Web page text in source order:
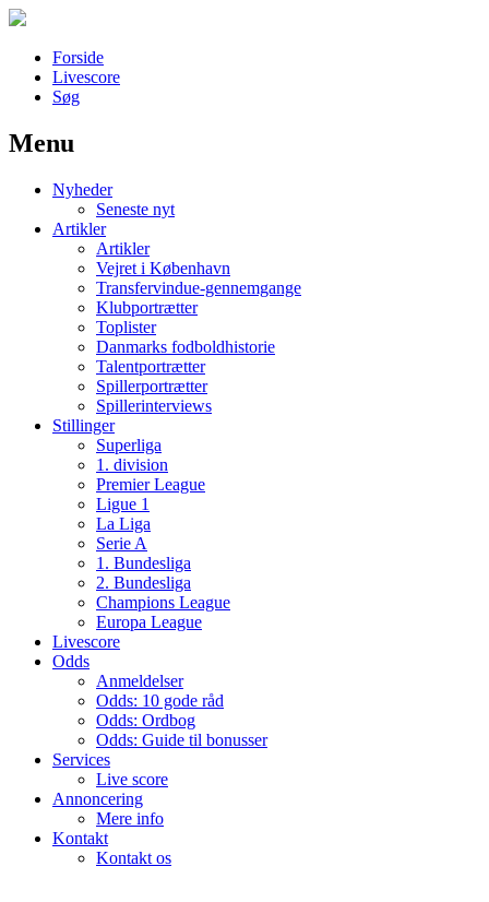
Forside
Livescore
Søg
Наши партнеры
лучшие займы
Menu
Nyheder
Seneste nyt
Artikler
Artikler
Vejret i København
Transfervindue-gennemgange
Klubportrætter
Toplister
Danmarks fodboldhistorie
Talentportrætter
Spillerportrætter
Spillerinterviews
Stillinger
Superliga
1. division
Premier League
Ligue 1
La Liga
Serie A
1. Bundesliga
2. Bundesliga
Champions League
Europa League
Livescore
Odds
Anmeldelser
Odds: 10 gode råd
Odds: Ordbog
Odds: Guide til bonusser
Services
Live score
Annoncering
Mere info
Kontakt
Kontakt os